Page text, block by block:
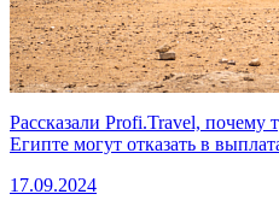
Рассказали Profi.Travel,
Египте могут отказать в
17.09.2024